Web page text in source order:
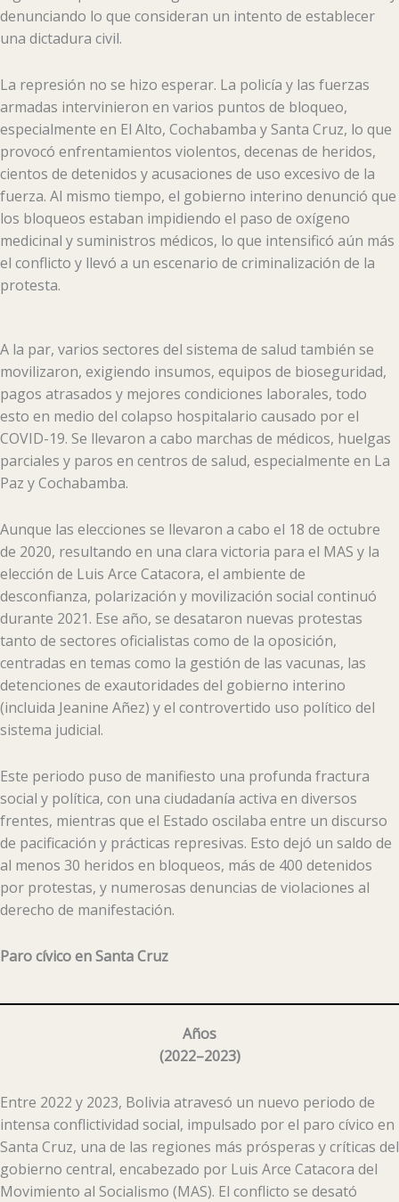
denunciando lo que consideran un intento de establecer
una dictadura civil.
La represión no se hizo esperar. La policía y las fuerzas
armadas intervinieron en varios puntos de bloqueo,
especialmente en El Alto, Cochabamba y Santa Cruz, lo que
provocó enfrentamientos violentos, decenas de heridos,
cientos de detenidos y acusaciones de uso excesivo de la
fuerza. Al mismo tiempo, el gobierno interino denunció que
los bloqueos estaban impidiendo el paso de oxígeno
medicinal y suministros médicos, lo que intensificó aún más
el conflicto y llevó a un escenario de criminalización de la
protesta.
A la par, varios sectores del sistema de salud también se
movilizaron, exigiendo insumos, equipos de bioseguridad,
pagos atrasados y mejores condiciones laborales, todo
esto en medio del colapso hospitalario causado por el
COVID-19. Se llevaron a cabo marchas de médicos, huelgas
parciales y paros en centros de salud, especialmente en La
Paz y Cochabamba.
Aunque las elecciones se llevaron a cabo el 18 de octubre
de 2020, resultando en una clara victoria para el MAS y la
elección de Luis Arce Catacora, el ambiente de
desconfianza, polarización y movilización social continuó
durante 2021. Ese año, se desataron nuevas protestas
tanto de sectores oficialistas como de la oposición,
centradas en temas como la gestión de las vacunas, las
detenciones de exautoridades del gobierno interino
(incluida Jeanine Añez) y el controvertido uso político del
sistema judicial.
Este periodo puso de manifiesto una profunda fractura
social y política, con una ciudadanía activa en diversos
frentes, mientras que el Estado oscilaba entre un discurso
de pacificación y prácticas represivas. Esto dejó un saldo de
al menos 30 heridos en bloqueos, más de 400 detenidos
por protestas, y numerosas denuncias de violaciones al
derecho de manifestación.
Paro cívico en Santa Cruz
Años
(2022–2023)
Entre 2022 y 2023, Bolivia atravesó un nuevo periodo de
intensa conflictividad social, impulsado por el paro cívico en
Santa Cruz, una de las regiones más prósperas y críticas del
gobierno central, encabezado por Luis Arce Catacora del
Movimiento al Socialismo (MAS). El conflicto se desató